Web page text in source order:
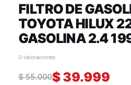
FILTRO DE
TOYOTA HILUX
GASOLINA 2.4
0 valoraciones
$55.000$39.999